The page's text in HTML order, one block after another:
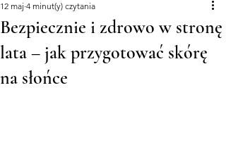
Bezpiecznie i zdrowo w stronę
lata – jak przygotować skórę
na słońce
12 maj 4 minut(y) czytania